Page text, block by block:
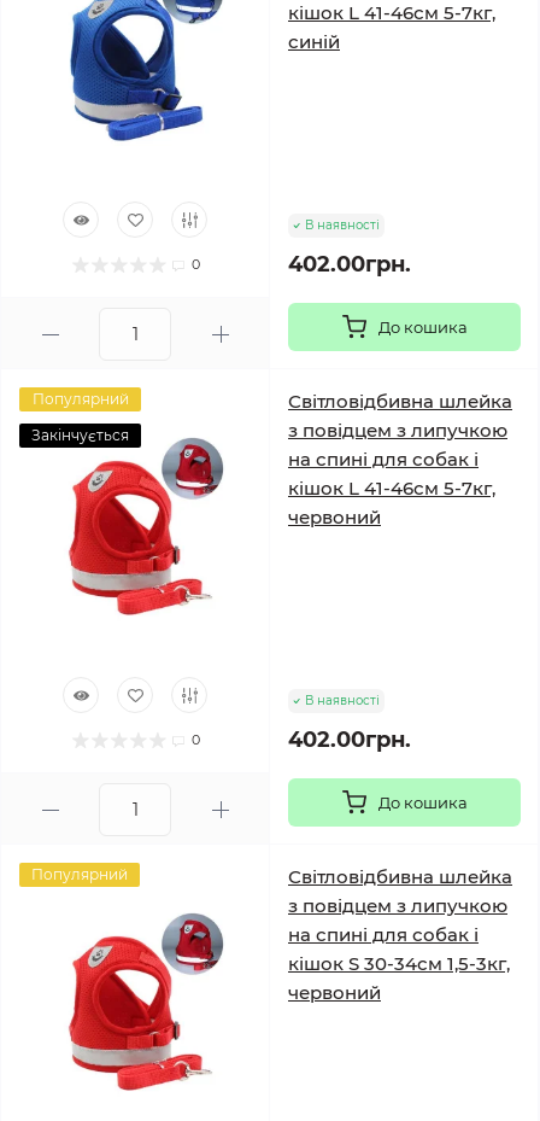
0
кішок L 41-46см 5-7кг,
синій
В наявності
402.00грн.
До кошика
Популярний
Закінчується
0
Світловідбивна шлейка
з повідцем з липучкою
на спині для собак і
кішок L 41-46см 5-7кг,
червоний
В наявності
402.00грн.
До кошика
Популярний
Світловідбивна шлейка
з повідцем з липучкою
на спині для собак і
кішок S 30-34см 1,5-3кг,
червоний